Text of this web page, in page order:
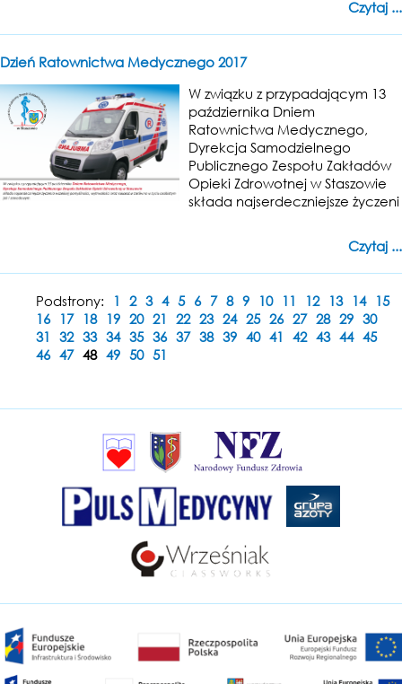
Czytaj ...
Dzień Ratownictwa Medycznego 2017
W związku z przypadającym 13
października Dniem
Ratownictwa Medycznego,
Dyrekcja Samodzielnego
Publicznego Zespołu Zakładów
Opieki Zdrowotnej w Staszowie
składa najserdeczniejsze życzeni
Czytaj ...
Podstrony: 1 2 3 4 5 6 7 8 9 10 11 12 13 14 15
16 17 18 19 20 21 22 23 24 25 26 27 28 29 30
31 32 33 34 35 36 37 38 39 40 41 42 43 44 45
46 47 48 49 50 51